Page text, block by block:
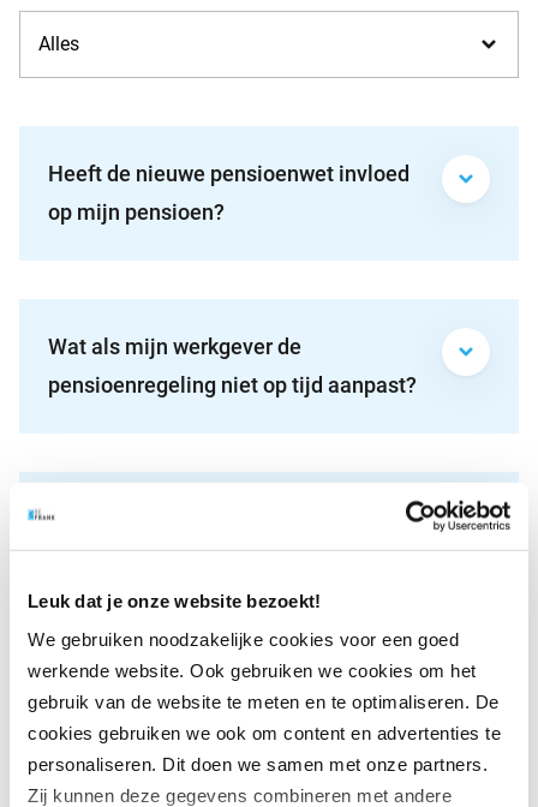
Leuk dat je onze website bezoekt!
We gebruiken noodzakelijke cookies voor een goed
werkende website. Ook gebruiken we cookies om het
gebruik van de website te meten en te optimaliseren. De
cookies gebruiken we ook om content en advertenties te
personaliseren. Dit doen we samen met onze partners.
Zij kunnen deze gegevens combineren met andere
Heeft de nieuwe pensioenwet invloed
op mijn pensioen?
Wat als mijn werkgever de
pensioenregeling niet op tijd aanpast?
Hoe weet ik wanneer mijn werkgever
de pensioenregeling aanpast?
Moet ik zelf actie ondernemen om
mijn pensioenregeling aan te passen?